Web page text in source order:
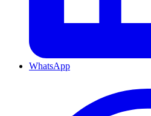
WhatsApp